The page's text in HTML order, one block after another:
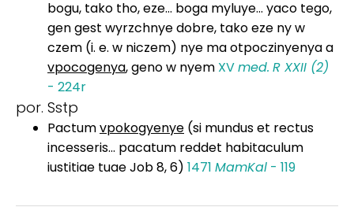
bogu, tako tho, eze... boga myluye... yaco tego,
gen gest wyrzchnye dobre, tako eze ny w
czem (i. e. w niczem) nye ma otpoczinyenya a
vpocogenya, geno w nyem XVmed. R XXII (2)
- 224r
por. Sstp
Pactumvpokogyenye (si mundus et rectus
incesseris... pacatum reddet habitaculum
iustitiae tuae Job 8, 6) 1471 MamKal - 119